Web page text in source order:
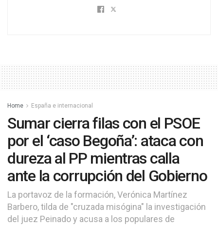
Home España e internacional
Sumar cierra filas con el PSOE
por el ‘caso Begoña’: ataca con
dureza al PP mientras calla
ante la corrupción del Gobierno
La portavoz de la formación, Verónica Martínez
Barbero, tilda de "cruzada misógina" la investigación
del juez Peinado y acusa a los populares de